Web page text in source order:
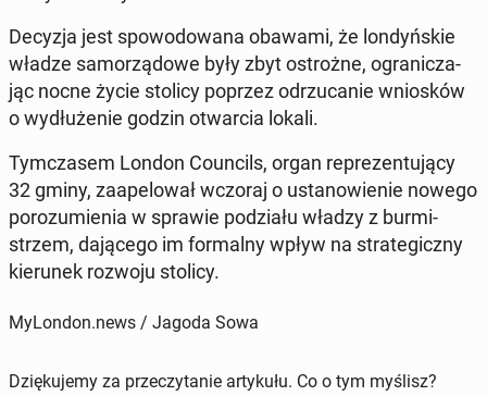
Decyzja jest spo­wo­do­wa­na obawami, że lon­dyń­skie
władze sa­mo­rzą­do­we były zbyt ostroż­ne, ogra­ni­cza­
jąc nocne życie stolicy poprzez od­rzu­ca­nie wnio­sków
o wy­dłu­że­nie godzin otwar­cia lokali.
Tym­cza­sem London Co­un­cils, organ re­pre­zen­tu­ją­cy
32 gminy, za­ape­lo­wał wczoraj o usta­no­wie­nie nowego
po­ro­zu­mie­nia w sprawie po­dzia­łu władzy z bur­mi­
strzem, da­ją­ce­go im for­mal­ny wpływ na stra­te­gicz­ny
kie­ru­nek rozwoju stolicy.
MyLondon.news / Jagoda Sowa
Dziękujemy za przeczytanie artykułu. Co o tym myślisz?